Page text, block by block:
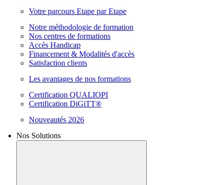
Votre parcours Etape par Etape
Notre méthodologie de formation
Nos centres de formations
Accès Handicap
Financement & Modalités d'accès
Satisfaction clients
Les avantages de nos formations
Certification QUALIOPI
Certification DiGiTT®
Nouveautés 2026
Nos Solutions